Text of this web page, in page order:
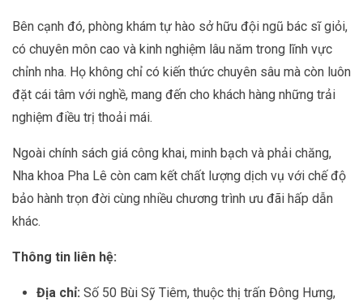
Bên cạnh đó, phòng khám tự hào sở hữu đội ngũ bác sĩ giỏi,
có chuyên môn cao và kinh nghiệm lâu năm trong lĩnh vực
chỉnh nha. Họ không chỉ có kiến thức chuyên sâu mà còn luôn
đặt cái tâm với nghề, mang đến cho khách hàng những trải
nghiệm điều trị thoải mái.
Ngoài chính sách giá công khai, minh bạch và phải chăng,
Nha khoa Pha Lê còn cam kết chất lượng dịch vụ với chế độ
bảo hành trọn đời cùng nhiều chương trình ưu đãi hấp dẫn
khác.
Thông tin liên hệ:
Địa chỉ: Số 50 Bùi Sỹ Tiêm, thuộc thị trấn Đông Hưng,